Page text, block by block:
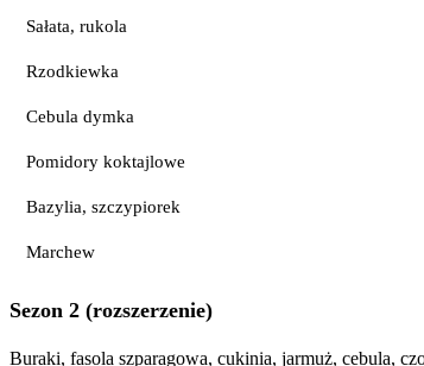
Sałata, rukola
Rzodkiewka
Cebula dymka
Pomidory koktajlowe
Bazylia, szczypiorek
Marchew
Sezon 2 (rozszerzenie)
Buraki, fasola szparagowa, cukinia, jarmuż, cebula,